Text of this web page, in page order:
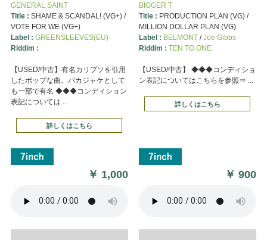
GENERAL SAINT
Title : SHAME & SCANDAL! (VG+) /
VOTE FOR WE (VG+)
Label : GREENSLEEVES(EU)
Riddim :
【USED/中古】有名カリプソを引用
したポップな曲。バカジャケとして
も一部で有名 ◆◆◆コンディション
表記については ...
詳しくはこちら
￥ 1,000
BIGGER T
Title : PRODUCTION PLAN (VG) /
MILLION DOLLAR PLAN (VG)
Label : BELMONT/Joe Gibbs
Riddim : TEN TO ONE
【USED/中古】 ◆◆◆コンディショ
ン表記についてはこちらを参照⇒ ...
詳しくはこちら
￥900